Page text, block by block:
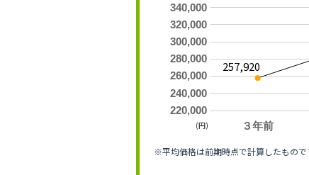
３年前
220,000
240,000
260,000
280,000
300,000
320,000
340,000
257,920
(円)
※平均価格は前期時点で計算したもので